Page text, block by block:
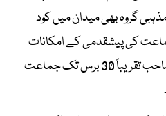
گروہ بھی میدان میں کود
کی پیشقدمی کے امکانات
بہت محدود ہو گئے۔ مودودی صاحب تقریباً 30 برس تک جماعت